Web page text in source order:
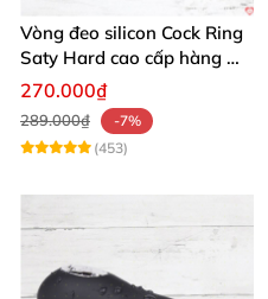
Vòng đeo silicon Cock Ring
Saty Hard cao cấp hàng Mỹ
chất lượng
270.000₫
289.000₫
-7%
(453)